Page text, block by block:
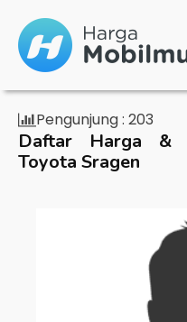
Pengunjung : 203
Daftar Harga &
Toyota Sragen